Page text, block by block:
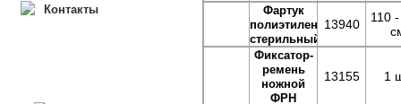
Контакты
Фартук
полиэтиленовый
стерильный
13940
110
Фиксатор-
ремень
ножной
ФРН
13155 1